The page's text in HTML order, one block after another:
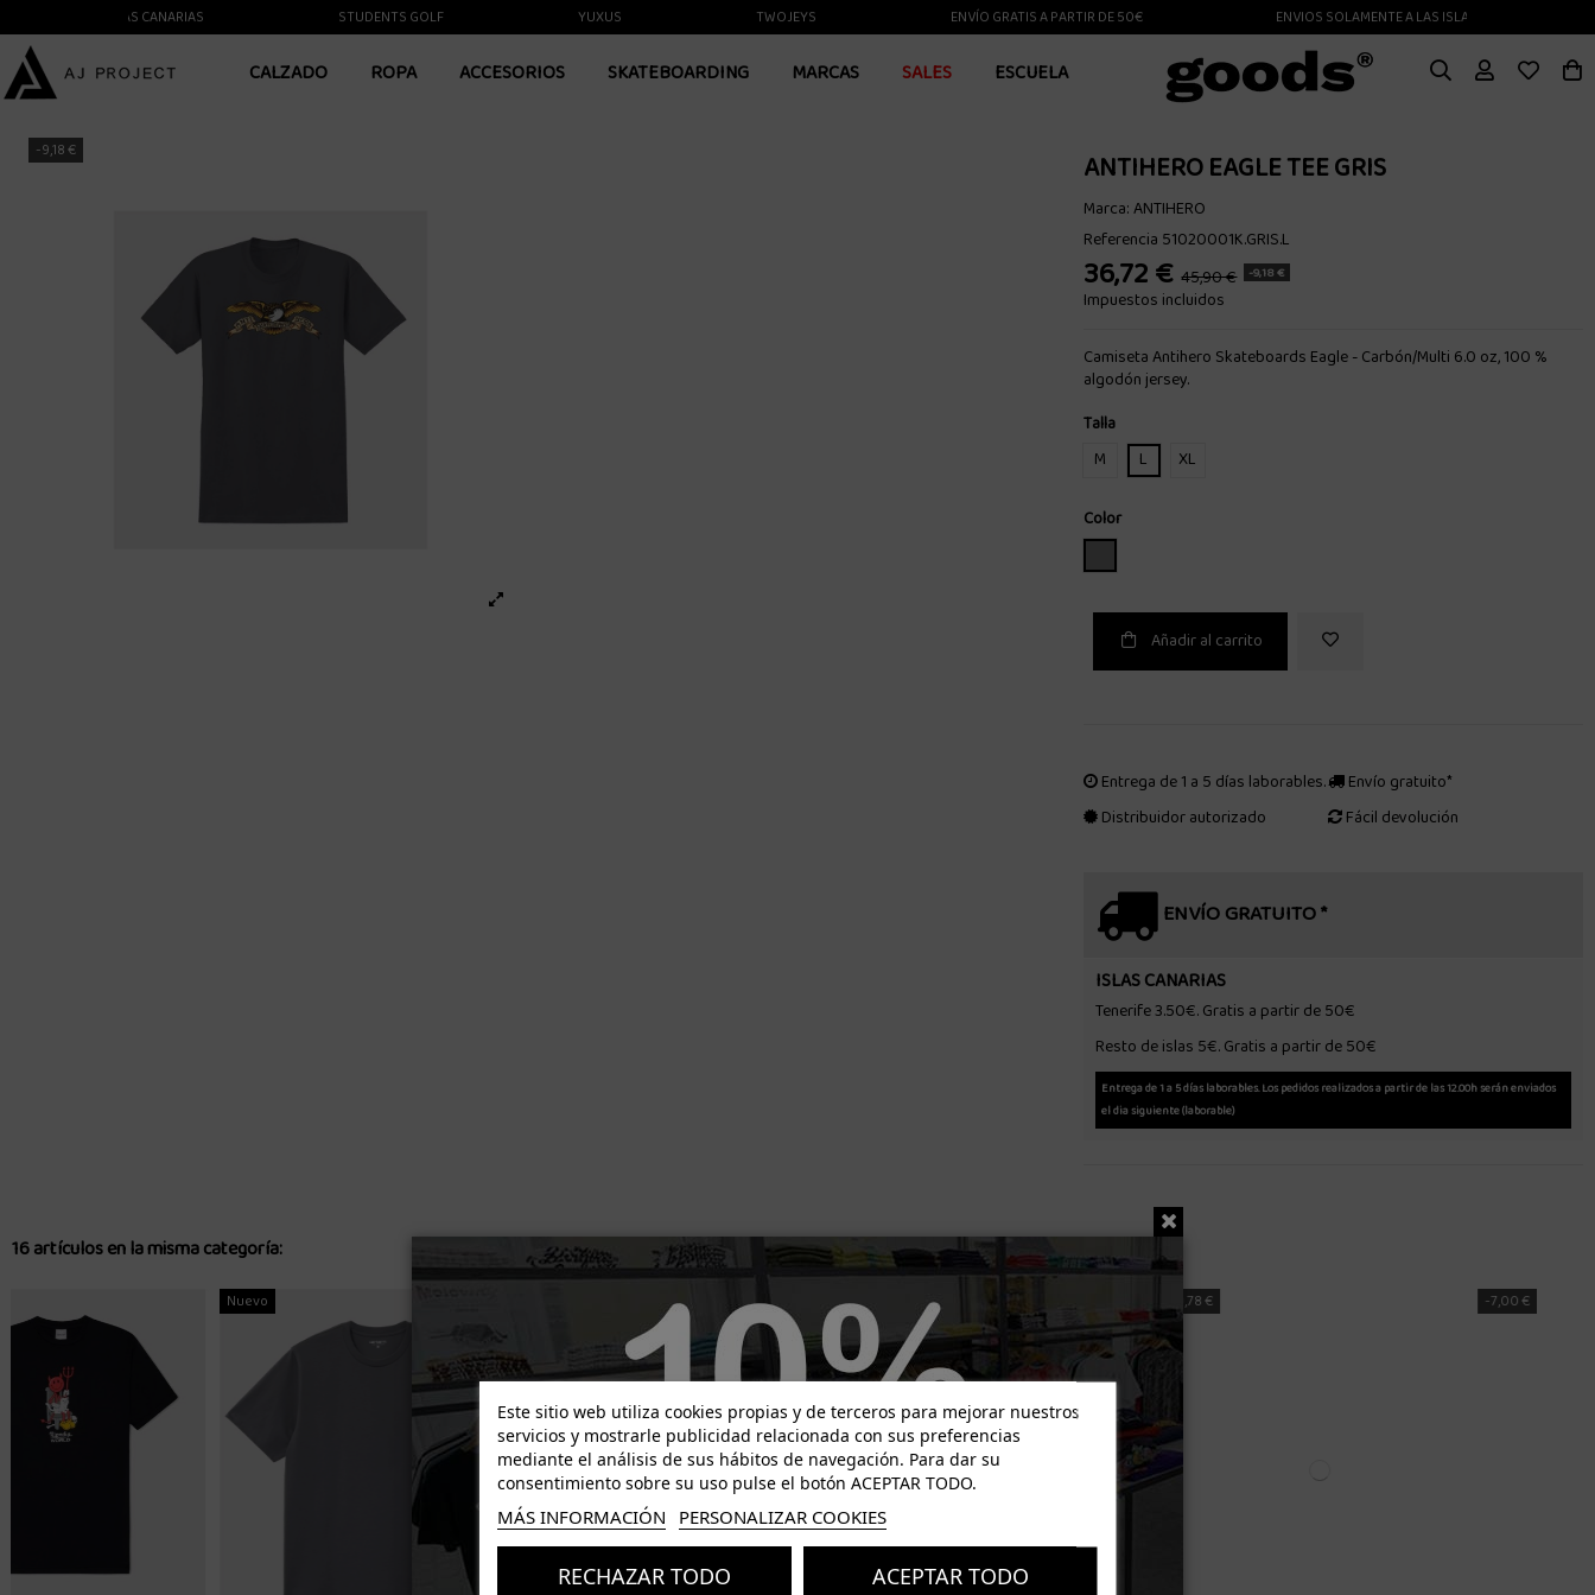
A LAS ISLAS CANARIAS STUDENTS GOLF YUXUS TWOJEYS ENVÍO GRATIS A PARTIR DE 50€ ENVIOS SOLAMENTE A LAS ISLAS CANARIAS
CALZADO ROPA ACCESORIOS SKATEBOARDING MARCAS SALES ESCUELA
-9,18 € ANTIHERO EAGLE TEE GRIS
Marca:ANTIHERO
Referencia 51020001K.GRIS.L
36,72 € 45,90 € -9,18 €
Impuestos incluidos
Camiseta Antihero Skateboards Eagle - Carbón/Multi 6.0 oz, 100 %
algodón jersey.
Talla
M
L
XL
Color
Añadir al carrito
Entrega de 1 a 5 días laborables.
Distribuidor autorizado
Envío gratuito*
Fácil devolución
ENVÍO GRATUITO *
ISLAS CANARIAS
Tenerife 3.50€. Gratis a partir de 50€
Resto de islas 5€. Gratis a partir de 50€
Entrega de 1 a 5 días laborables. Los pedidos realizados a partir de las 12.00h serán enviados
el dia siguiente (laborable)
16 artículos en la misma categoría:
-7,00 €
Este sitio web utiliza cookies propias y de terceros para mejorar nuestros
servicios y mostrarle publicidad relacionada con sus preferencias
mediante el análisis de sus hábitos de navegación. Para dar su
consentimiento sobre su uso pulse el botón ACEPTAR TODO.
MÁS INFORMACIÓN PERSONALIZAR COOKIES
RECHAZAR TODO ACEPTAR TODO